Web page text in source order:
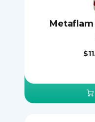
Metaflam